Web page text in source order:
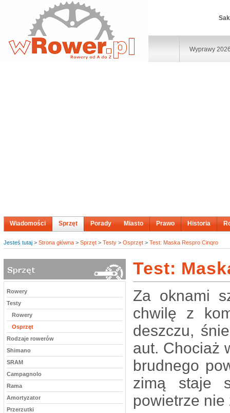
Wyprawy
Wiadomości Sprzęt Porady Miasto Prawo Historia
Jesteś tutaj > Strona główna > Sprzęt > Testy > Osprzęt > Test: Maska Respro Cinqro
Rowery
Testy
Rowery
Osprzęt
Rodzaje rowerów
Shimano
SRAM
Campagnolo
Rama
Amortyzator
Przerzutki
Test:
Za oknami
chwilę z
deszczu,
aut. Chociaż
brudnego
zimą staje
powietrze